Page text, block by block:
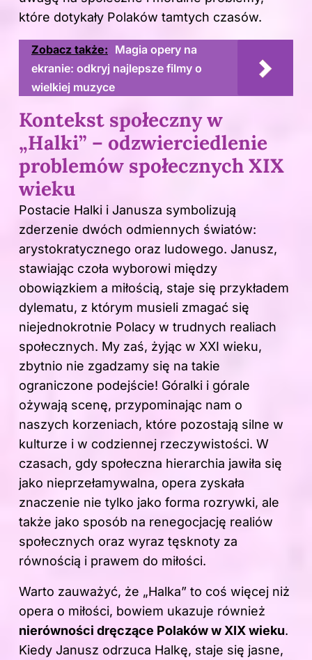
które dotykały Polaków tamtych czasów.
Zobacz także: Magia opery na
ekranie: odkryj najlepsze filmy o
wielkiej muzyce
Kontekst społeczny w
„Halki” – odzwierciedlenie
problemów społecznych XIX
wieku
Postacie Halki i Janusza symbolizują
zderzenie dwóch odmiennych światów:
arystokratycznego oraz ludowego. Janusz,
stawiając czoła wyborowi między
obowiązkiem a miłością, staje się przykładem
dylematu, z którym musieli zmagać się
niejednokrotnie Polacy w trudnych realiach
społecznych. My zaś, żyjąc w XXI wieku,
zbytnio nie zgadzamy się na takie
ograniczone podejście! Góralki i górale
ożywają scenę, przypominając nam o
naszych korzeniach, które pozostają silne w
kulturze i w codziennej rzeczywistości. W
czasach, gdy społeczna hierarchia jawiła się
jako nieprzełamywalna, opera zyskała
znaczenie nie tylko jako forma rozrywki, ale
także jako sposób na renegocjację realiów
społecznych oraz wyraz tęsknoty za
równością i prawem do miłości.
Warto zauważyć, że „Halka” to coś więcej niż
opera o miłości, bowiem ukazuje również
nierówności dręczące Polaków w XIX wieku.
Kiedy Janusz odrzuca Halkę, staje się jasne,